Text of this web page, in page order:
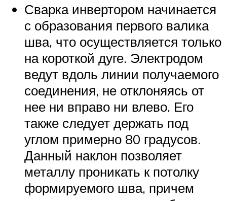
Сварка инвертором начинается
с образования первого валика
шва, что осуществляется только
на короткой дуге. Электродом
ведут вдоль линии получаемого
соединения, не отклоняясь от
нее ни вправо ни влево. Его
также следует держать под
углом примерно 80 градусов.
Данный наклон позволяет
металлу проникать к потолку
формируемого шва, причем